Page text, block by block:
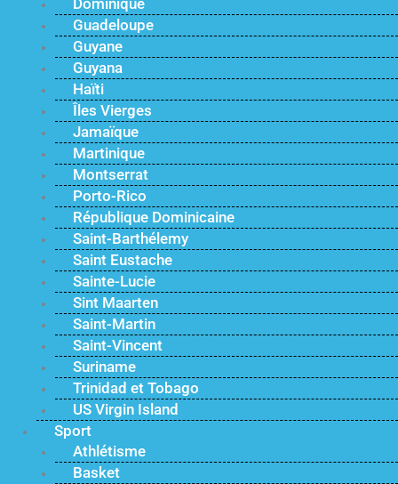
Guadeloupe
Guyane
Guyana
Haïti
Îles Vierges
Jamaïque
Martinique
Montserrat
Porto-Rico
République Dominicaine
Saint-Barthélemy
Saint Eustache
Sainte-Lucie
Sint Maarten
Saint-Martin
Saint-Vincent
Suriname
Trinidad et Tobago
US Virgin Island
Sport
Athlétisme
Basket